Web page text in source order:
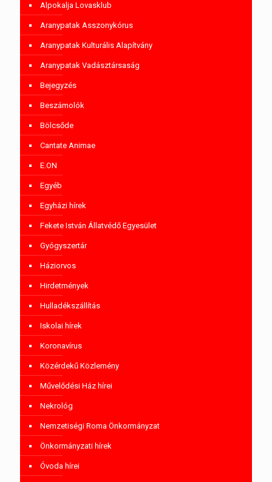
Alpokalja Lovasklub
Aranypatak Asszonykórus
Aranypatak Kulturális Alapítvány
Aranypatak Vadásztársaság
Bejegyzés
Beszámolók
Bölcsőde
Cantate Animae
E.ON
Egyéb
Egyházi hírek
Fekete István Állatvédő Egyesület
Gyógyszertár
Háziorvos
Hirdetmények
Hulladékszállítás
Iskolai hírek
Koronavírus
Közérdekű Közlemény
Művelődési Ház hírei
Nekrológ
Nemzetiségi Roma Önkormányzat
Önkormányzati hírek
Óvoda hírei